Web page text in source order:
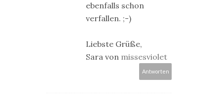
ebenfalls schon
verfallen. ;-)
Liebste Grüße,
Sara von missesviolet
Antworten